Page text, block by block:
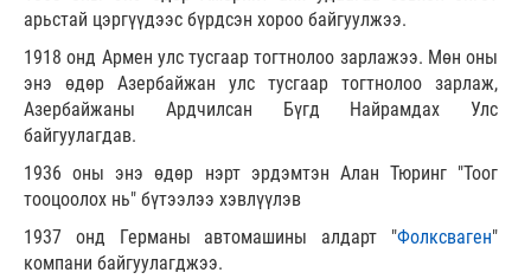
арьстай цэргүүдээс бүрдсэн хороо байгуулжээ.
1918 онд Армен улс тусгаар тогтнолоо зарлажээ. Мөн оны
энэ өдөр Азербайжан улс тусгаар тогтнолоо зарлаж,
Азербайжаны Ардчилсан Бүгд Найрамдах Улс
байгуулагдав.
1936 оны энэ өдөр нэрт эрдэмтэн Алан Тюринг "Тоог
тооцоолох нь" бүтээлээ хэвлүүлэв
1937 онд Германы автомашины алдарт "Фолксваген"
компани байгуулагджээ.